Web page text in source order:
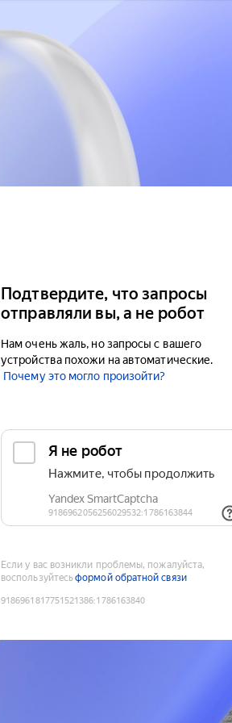
Подтвердите, что запросы
отправляли вы, а не робот
Нам очень жаль, но запросы с вашего
устройства похожи на автоматические.
Почему это могло произойти?
Если у вас возникли проблемы, пожалуйста,
воспользуйтесьформой обратной связи
9186961817751521386:1786163840